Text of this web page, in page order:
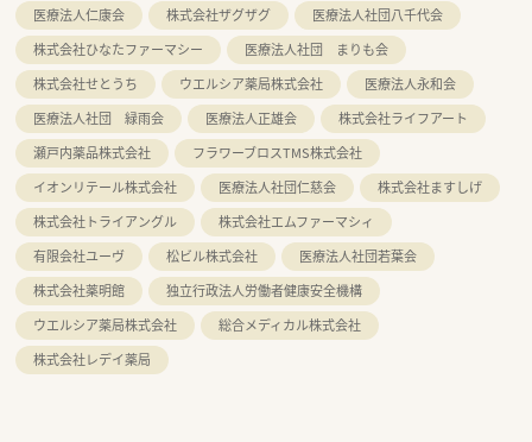
医療法人仁康会
株式会社ザグザグ
医療法人社団八千代会
株式会社ひなたファーマシー
医療法人社団 まりも会
株式会社せとうち
ウエルシア薬局株式会社
医療法人永和会
医療法人社団 緑雨会
医療法人正雄会
株式会社ライフアート
瀬戸内薬品株式会社
フラワーブロスTMS株式会社
イオンリテール株式会社
医療法人社団仁慈会
株式会社ますしげ
株式会社トライアングル
株式会社エムファーマシィ
有限会社ユーヴ
松ビル株式会社
医療法人社団若葉会
株式会社薬明館
独立行政法人労働者健康安全機構
ウエルシア薬局株式会社
総合メディカル株式会社
株式会社レデイ薬局